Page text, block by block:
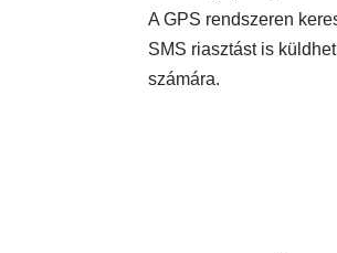
A GPS rendszeren
SMS riasztást is
számára.